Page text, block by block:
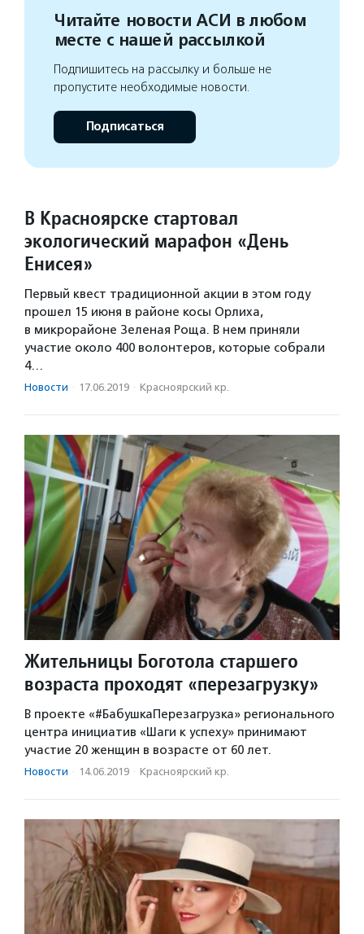
Читайте новости АСИ в любом
месте с нашей рассылкой
Подпишитесь на рассылку и больше не
пропустите необходимые новости.
Подписаться
В Красноярске стартовал
экологический марафон «День
Енисея»
Первый квест традиционной акции в этом году
прошел 15 июня в районе косы Орлиха,
в микрорайоне Зеленая Роща. В нем приняли
участие около 400 волонтеров, которые собрали
4…
Новости · 17.06.2019 · Красноярский кр.
Жительницы Боготола старшего
возраста проходят «перезагрузку»
В проекте «#БабушкаПерезагрузка» регионального
центра инициатив «Шаги к успеху» принимают
участие 20 женщин в возрасте от 60 лет.
Новости · 14.06.2019 · Красноярский кр.